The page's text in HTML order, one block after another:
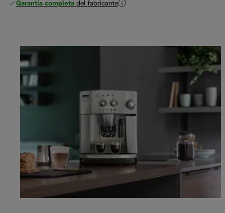
Garantía completa del fabricante